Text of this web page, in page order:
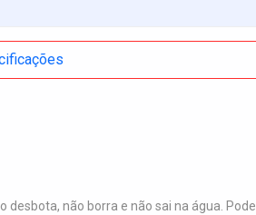
desbota, não borra e não sai na água. Pode